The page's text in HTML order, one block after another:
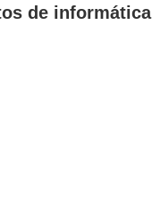
de informática